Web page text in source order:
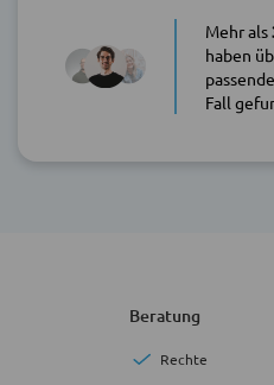
Mehr als
haben
Fall
Beratung
Rechte